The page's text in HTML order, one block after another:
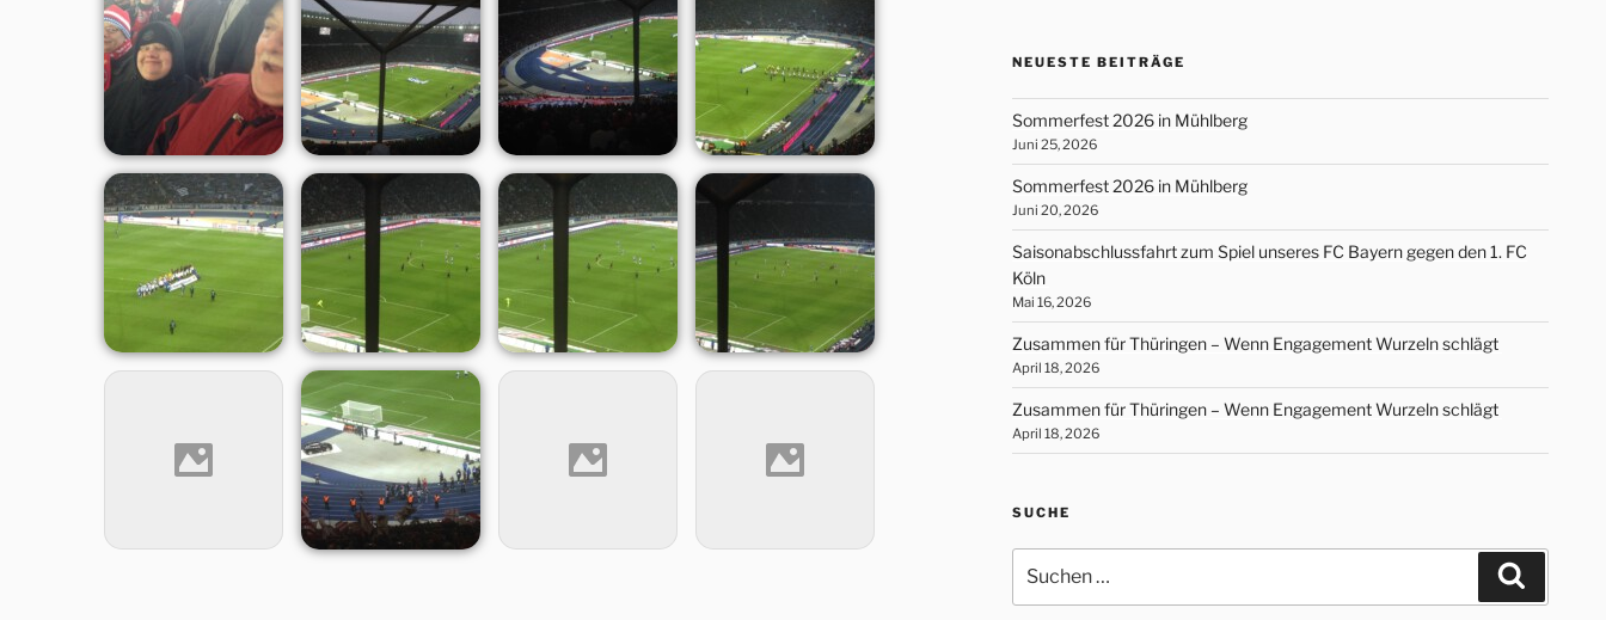
NEUESTE BEITRÄGE
Sommerfest 2026 in Mühlberg
Juni 25, 2026
Sommerfest 2026 in Mühlberg
Juni 20, 2026
Saisonabschlussfahrt zum Spiel unseres FC Bayern gegen den 1. FC
Köln
Mai 16, 2026
Zusammen für Thüringen – Wenn Engagement Wurzeln schlägt
April 18, 2026
Zusammen für Thüringen – Wenn Engagement Wurzeln schlägt
April 18, 2026
SUCHE
nach: